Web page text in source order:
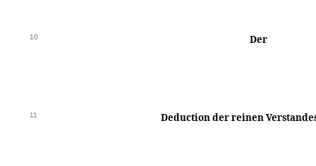
10 Der
11 Deduction der reinen